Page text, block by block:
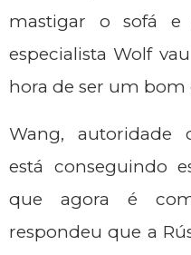
mastigar o sofá
especialista Wolf
hora de ser um bom
Wang, autoridade
está conseguindo
que agora é
respondeu que a